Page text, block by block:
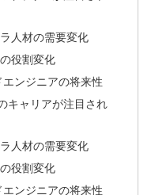
人材の需要変化
役割変化
ンジニアの将来性
キャリアが注目され
人材の需要変化
役割変化
ンジニアの将来性